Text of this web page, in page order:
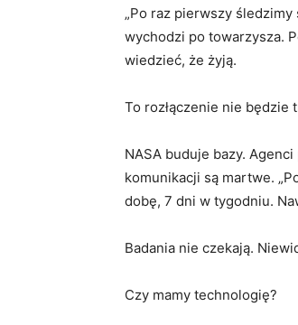
„Po raz pierwszy śledzimy
wychodzi po towarzysza.
wiedzieć, że żyją.
To rozłączenie nie będzie
NASA buduje bazy.
komunikacji są martwe.
dobę, 7 dni w tygodniu.
Badania nie czekają.
Czy mamy technologię?